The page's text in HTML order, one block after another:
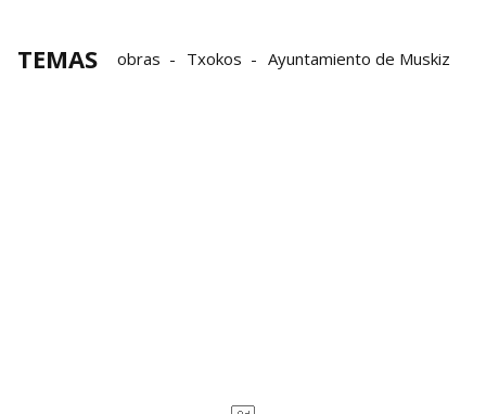
TEMAS obras Txokos Ayuntamiento de Muskiz